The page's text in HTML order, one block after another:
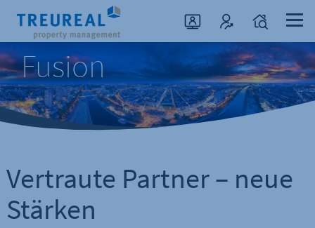
Fusion
Vertraute Partner – neue
Stärken